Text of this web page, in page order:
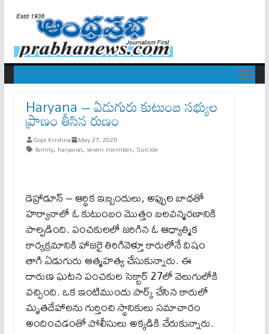
Haryana – ఏడుగురు కుటుంబ స‌భ్యుల
ప్రాణం తీసిన రుణం
Gopi Krishna May 27, 2025
family, haryanal, seven member, Suicide
డెహ్రాడూన్ – ఆర్థిక ఇబ్బందులు, అప్పుల బాధతో
హర్యానాలో ఓ కుటుంబం మొత్తం బలవన్మరణానికి
పాల్పడింది. పంచకులలో జరిగిన ఓ ఆధ్యాత్మిక
కార్యక్రమానికి హాజరై తిరిగివెళ్తూ కారులోనే విషం
తాగి ఏడుగురు ఆత్మహత్య చేసుకున్నారు. ఈ
దారుణ ఘటన పంచకుల సెక్టార్ 27లో వెలుగులోకి
వచ్చింది. ఒక ఇంటిముందు పార్క్ చేసిన కారులో
మృతదేహాలను గుర్తించి స్థానికులు సమాచారం
అందించడంతో పోలీసులు అక్కడికి చేరుకున్నారు.